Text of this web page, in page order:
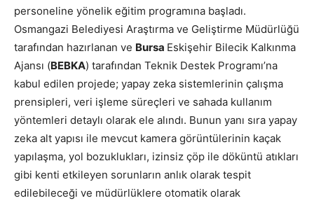
personeline yönelik eğitim programına başladı.
Osmangazi Belediyesi Araştırma ve Geliştirme Müdürlüğü
tarafından hazırlanan ve Bursa Eskişehir Bilecik Kalkınma
Ajansı (BEBKA) tarafından Teknik Destek Programı’na
kabul edilen projede; yapay zeka sistemlerinin çalışma
prensipleri, veri işleme süreçleri ve sahada kullanım
yöntemleri detaylı olarak ele alındı. Bunun yanı sıra yapay
zeka alt yapısı ile mevcut kamera görüntülerinin kaçak
yapılaşma, yol bozuklukları, izinsiz çöp ile döküntü atıkları
gibi kenti etkileyen sorunların anlık olarak tespit
edilebileceği ve müdürlüklere otomatik olarak